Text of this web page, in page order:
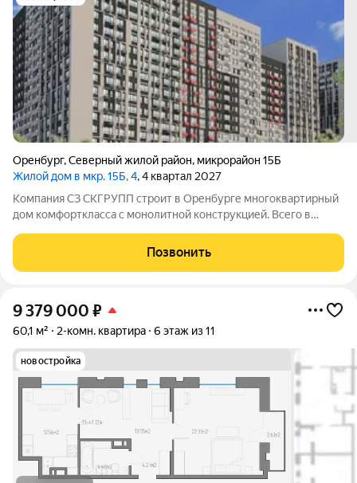
Оренбург,Северный жилой район, микрорайон 15Б
Жилой дом в мкр. 15Б, 4, 4 квартал 2027
Компания СЗ СКГРУПП строит в Оренбурге многоквартирный
дом комфорткласса с монолитной конструкцией. Всего в
10040кв. м, а
Позвонить
9 379 000 ₽
60,1 м² 2-комн. квартира 6 этаж из 11
новостройка